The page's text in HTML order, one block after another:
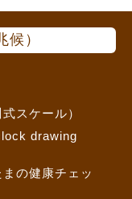
）
スケール）
drawing
の健康チェッ